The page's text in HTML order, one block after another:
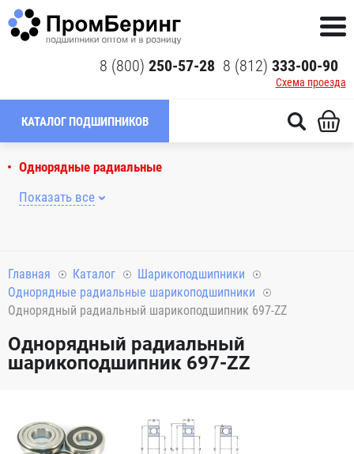
8 (800) 250-57-28 8 (812) 333-00-90
Схема проезда
КАТАЛОГ ПОДШИПНИКОВ
Однорядные радиальные
Показать все
Главная Каталог
Шарикоподшипники
Однорядные радиальные шарикоподшипники
Однорядный радиальный шарикоподшипник 697-ZZ
Однорядный радиальный
шарикоподшипник 697-ZZ